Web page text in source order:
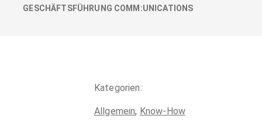
GESCHÄFTSFÜHRUNG COMM:UNICATIONS
Kategorien:
Allgemein, Know-How